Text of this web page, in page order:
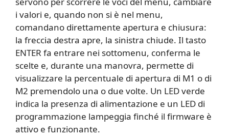
i valori e, quando non si è nel menu,
comandano direttamente apertura e chiusura:
la freccia destra apre, la sinistra chiude. Il tasto
ENTER fa entrare nei sottomenu, conferma le
scelte e, durante una manovra, permette di
visualizzare la percentuale di apertura di M1 o di
M2 premendolo una o due volte. Un LED verde
indica la presenza di alimentazione e un LED di
programmazione lampeggia finché il firmware è
attivo e funzionante.